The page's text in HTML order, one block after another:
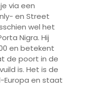
via een
en Street
wel het
Nigra. Hij
en betekent
de poort in de
is. Het is de
en staat